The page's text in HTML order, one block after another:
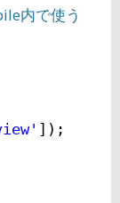
内で使う
]);